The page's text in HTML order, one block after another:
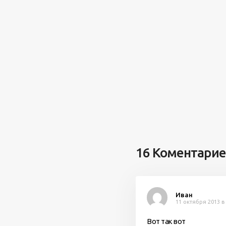
16
Иван
11 октября 2013 в
Вот так вот